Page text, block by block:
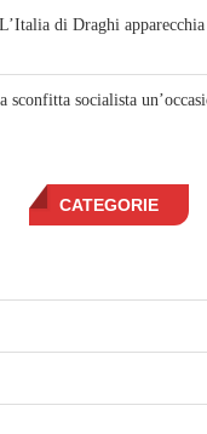
L’Italia di Draghi
sconfitta socialista
CATEGORIE